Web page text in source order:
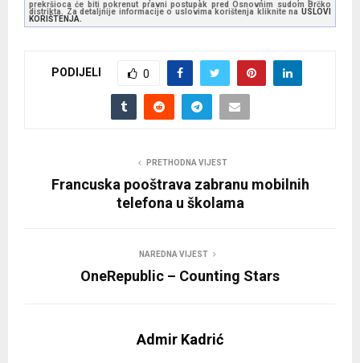
prekršioca će biti pokrenut pravni postupak pred Osnovnim sudom Brčko
distrikta. Za detaljnije informacije o uslovima korištenja kliknite na USLOVI
KORIŠTENJA.
PODIJELI 0
PRETHODNA VIJEST
Francuska pooštrava zabranu mobilnih
telefona u školama
NAREDNA VIJEST
OneRepublic – Counting Stars
Admir Kadrić